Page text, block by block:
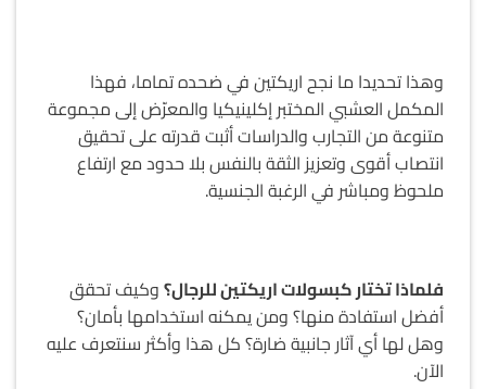
وهذا تحديدا ما نجح اريكتين في ضحده تماما، فهذا
المكمل العشبي المختبر إكلينيكيا والمعرّض إلى مجموعة
متنوعة من التجارب والدراسات أثبت قدرته على تحقيق
انتصاب أقوى وتعزيز الثقة بالنفس بلا حدود مع ارتفاع
ملحوظ ومباشر في الرغبة الجنسية.
فلماذا تختار كبسولات اريكتين للرجال؟وكيف تحقق
أفضل استفادة منها؟ ومن يمكنه استخدامها بأمان؟
وهل لها أي آثار جانبية ضارة؟ كل هذا وأكثر سنتعرف عليه
الآن.